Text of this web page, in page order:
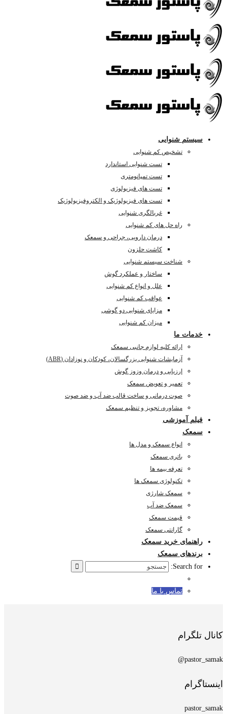
سیستم شنوایی
تشخیص کم شنوایی
تست شنوایی استاندارد
تست تمپانومتری
تست های فیزیولوژی
تست های فیزیولوژیک و الکتروفیزیولوژیک
غربالگری شنوایی
راه حل های کم شنوایی
درمان دارویی، جراحی و سمعک
کاشت حلزون
شناخت سیستم شنوایی
ساختار و عملکرد گوش
علل و انواع کم شنوایی
عواقب کم شنوایی
مزایای شنوایی دو گوشی
میزان کم شنوایی
خدمات ما
ارائه کلیه لوازم جانبی سمعک
آزمایشات شنوایی بزرگسالان، کودکان و نوزادان (ABR)
ارزیابی و درمان وزوز گوش
تعمیر و تعویض سمعک
صوت درمانی و ساخت قالب ضد آب و ضد صوت
مشاوره، تجویز و تنظیم سمعک
فیلم آموزشی
سمعک
انواع سمعک و مدل ها
باتری سمعک
تعرفه بیمه ها
تکنولوژی سمعک ها
سمعک شارژی
سمعک ضد آب
قیمت سمعک
گارانتی سمعک
راهنمای خرید سمعک
برندهای سمعک
Search for:
تماس با ما
کانال تلگرام
pastor_samak@
اینستاگرام
pastor_samak